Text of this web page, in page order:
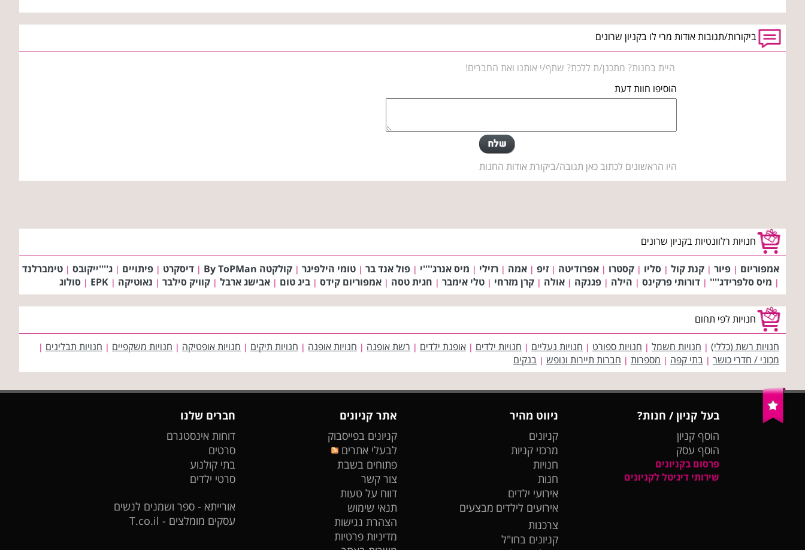
ביקורות/תגובות אודות מרי לו בקניון שרונים
היית בחנות? מתכנן/ת ללכת? שתף/י אותנו ואת החברים!
הוסיפו חוות דעת
היו הראשונים לכתוב כאן תגובה/ביקורת אודות החנות
חנויות רלוונטיות בקניון שרונים
אמפוריום | פיור | קנת קול | סליו | קסטרו | אפרודיטה | זיפ | אמה | רזילי | מיס אנרג''''י | פול אנד בר | טומי הילפיגר | קולקטה By ToPMan | דיסקרט | פיתויים | ג''''ייקובס | טימברלנד
| מיס סלפרידג'''' | דורותי פרקינס | הילה | פגנקה | אולה | קרן מזרחי | טלי אימבר | חגית טסה | אמפוריום קידס | ביג טום | אבישג ארבל | קוויק סילבר | נאוטיקה |
EPK
| סולוג
חנויות לפי תחום
חנויות רשת (כללי) | חנויות חשמל | חנויות ספורט | חנויות נעליים | חנויות ילדים | אופנת ילדים | רשת אופנה | חנויות אופנה | חנויות תיקים | חנויות אופטיקה | חנויות משקפיים | חנויות תבלינים |
מכוני / חדרי כושר | בתי קפה | מספרות | חברות תיירות ונופש | בנקים
בעל קניון / חנות?
הוסף קניון
הוסף עסק
פרסום בקניונים
שירותי דיגיטל לקניונים
ניווט מהיר
קניונים
מרכזי קניות
חנויות
חנות
אירועי ילדים
אירועים לילדים מבצעים
צרכנות
קניונים בחו"ל
אתר קניונים
קניונים בפייסבוק
לבעלי אתרים
פתוחים בשבת
צור קשר
דווח על טעות
תנאי שימוש
הצהרת נגישות
מדיניות פרטיות
חברים שלנו
דוחות אינסטגרם
סרטים
בתי קולנוע
סרטי ילדים
אורייתא - ספר ושמנים לנשים
עסקים מומלצים - T.co.il